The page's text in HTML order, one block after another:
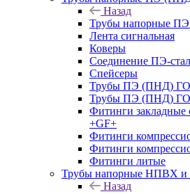
Назад
Трубы напорные
Лента сигнальная
Коверы
Соединение ПЭ-
Спейсеры
Трубы ПЭ (ПНД)
Трубы ПЭ (ПНД)
Фитинги закладные
+GF+
Фитинги
Фитинги
Фитинги литые
Трубы напорные НПВХ и
Назад